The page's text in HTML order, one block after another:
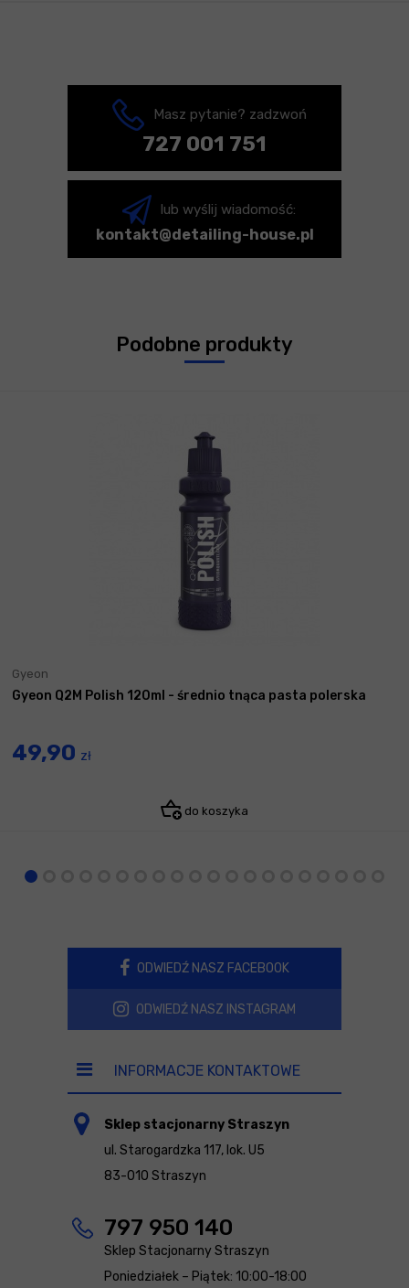
Masz pytanie? zadzwoń
727 001 751
lub wyślij wiadomość:
kontakt@detailing-house.pl
Podobne produkty
Gyeon
Gyeon Q2M Polish 120ml - średnio tnąca pasta polerska
49,90 zł
do koszyka
ODWIEDŹ NASZ FACEBOOK
ODWIEDŹ NASZ INSTAGRAM
INFORMACJE KONTAKTOWE
Sklep stacjonarny Straszyn
ul. Starogardzka 117, lok. U5
83-010 Straszyn
797 950 140
Sklep Stacjonarny Straszyn
Poniedziałek – Piątek: 10:00-18:00